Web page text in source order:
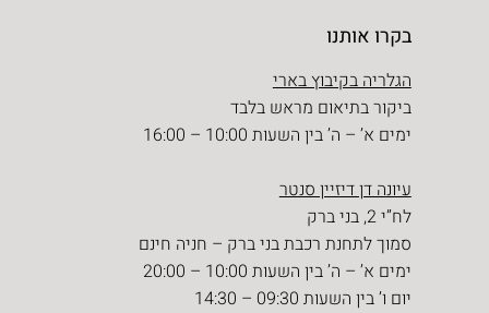
בקרו אותנו
הגלריה בקיבוץ בארי
ביקור בתיאום מראש בלבד
ימים א’ – ה’ בין השעות 10:00 – 16:00
עיונה דן דיזיין סנטר
לח”י 2, בני ברק
סמוך לתחנת רכבת בני ברק – חניה חינם
ימים א’ – ה’ בין השעות 10:00 – 20:00
יום ו’ בין השעות 09:30 – 14:30